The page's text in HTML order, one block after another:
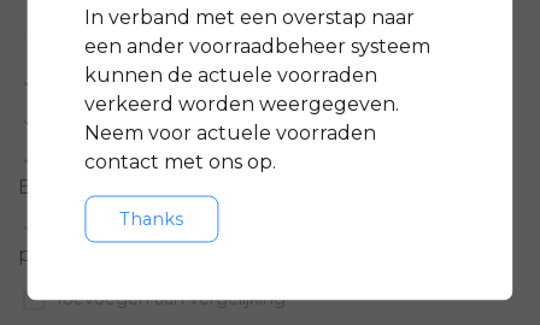
Standaard 3 jaargarantie op bijna alle fietsen
GRATIS
servicepakket t.w.v. minimaal € 150,-
Gratis rijklarebezorging in regio groot
Eindhoven
Meer informatie?
product
Toevoegen aan vergelijking
In verband met een overstap naar
een ander voorraadbeheer systeem
kunnen de actuele voorraden
verkeerd worden weergegeven.
Neem voor actuele voorraden
contact met ons op.
Thanks